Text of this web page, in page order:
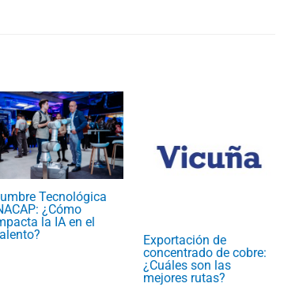
Tecnológica
¿Cómo
la IA en el
Exportación de
concentrado de cobre:
¿Cuáles son las
mejores rutas?